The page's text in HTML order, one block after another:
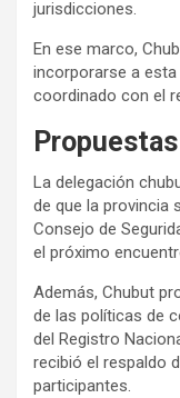
jurisdicciones.
En ese marco,
incorporarse a
coordinado con el
La delegación
de que la provincia
Consejo de
el próximo
Además, Chubut
de las políticas de
del Registro
recibió el respaldo
participantes.